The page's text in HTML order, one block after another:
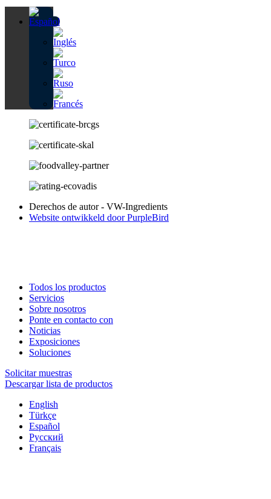
Derechos de autor - VW-Ingredients
Website ontwikkeld door PurpleBird
Todos los productos
Servicios
Sobre nosotros
Ponte en contacto con
Noticias
Exposiciones
Soluciones
Solicitar muestras
Descargar lista de productos
English
Türkçe
Español
Русский
Français